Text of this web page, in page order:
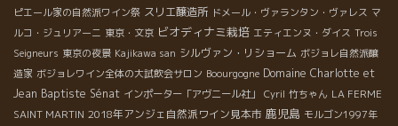
ピエール家の自然派ワイン祭 スリエ醸造所 ドメール・ヴァランタン・ヴァレス マ
ルコ・ジュリアーニ 東京・文京 ビオディナミ栽培 エティエンヌ・ダイス Trois
Seigneurs 東京の夜景 Kajikawa san シルヴァン・リショーム ボジョレ自然派醸
造家 ボジョレワイン全体の大試飲会サロン Boourgogne Domaine Charlotte et
Jean Baptiste Sénat インポーター「アヴニール社」 Cyril 竹ちゃん LA FERME
SAINT MARTIN 2018年アンジェ自然派ワイン見本市 鹿児島 モルゴン1997年